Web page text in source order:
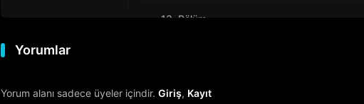
13. Bölüm
Yorumlar
Yorum alanı sadece üyeler içindir. Giriş, Kayıt